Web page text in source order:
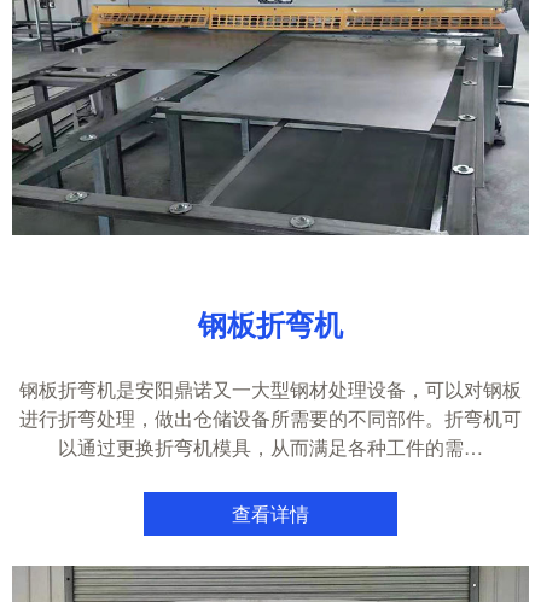
钢板折弯机
钢板折弯机是安阳鼎诺又一大型钢材处理设备，可以对钢板
进行折弯处理，做出仓储设备所需要的不同部件。折弯机可
以通过更换折弯机模具，从而满足各种工件的需…
查看详情